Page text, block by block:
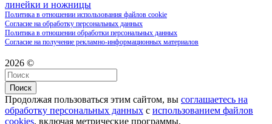
линейки и ножницы
Политика в отношении использования файлов cookie
Согласие на обработку персональных данных
Политика в отношении обработки персональных данных
Согласие на получение рекламно-информационных материалов
2026 ©
Поиск
Продолжая пользоваться этим сайтом, вы соглашаетесь на
обработку персональных данных с использованием файлов
cookies, включая метрические программы.